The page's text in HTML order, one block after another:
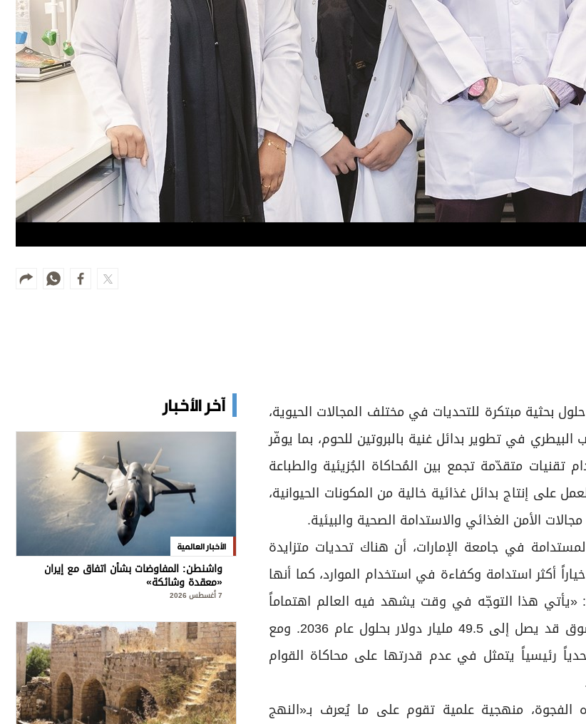
بحثية مبتكرة للتحديات في مختلف المجالات الحيوية،
في تطوير بدائل غنية بالبروتين للحوم، بما يوفّر
تقنيات متقدّمة تجمع بين المُحاكاة الجُزيئية والطباعة
على إنتاج بدائل غذائية خالية من المكونات الحيوانية،
الأمن الغذائي والاستدامة الصحية والبيئية.
في جامعة الإمارات، أن هناك تحديات متزايدة
خياراً أكثر استدامة وكفاءة في استخدام الموارد، كما أنها
«يأتي هذا التوجّه في وقت يشهد فيه العالم اهتماماً
متنامياً ببدائل اللحوم، حيث تُشير التوقعات إلى أن حجم هذا السوق قد يصل إلى 49.5 مليار دولار بحلول عام 2036. ومع
رئيسياً يتمثل في عدم قدرتها على محاكاة القوام
منهجية علمية تقوم على ما يُعرف بـ«النهج
آخر الأخبار
الأخبار العالمية
واشنطن: المفاوضات بشأن اتفاق مع إيران
«معقدة وشائكة»
7 أغسطس 2026